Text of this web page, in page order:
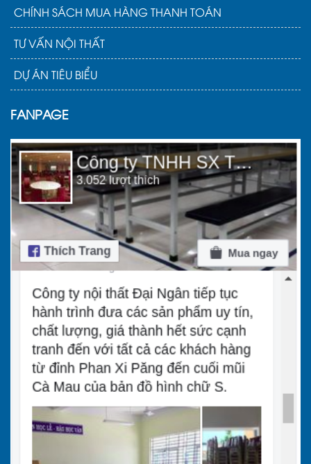
CHÍNH SÁCH MUA HÀNG THANH TOÁN
TƯ VẤN NỘI THẤT
DỰ ÁN TIÊU BIỂU
FANPAGE